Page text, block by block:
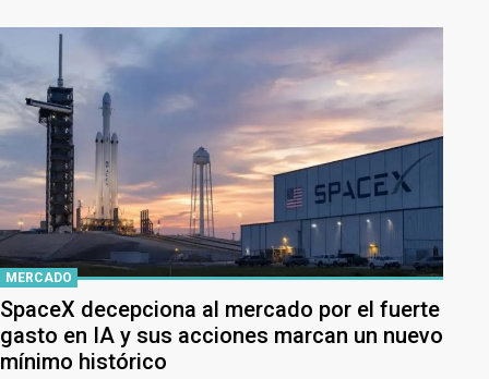
MERCADO
SpaceX decepciona al mercado por el fuerte
gasto en IA y sus acciones marcan un nuevo
mínimo histórico